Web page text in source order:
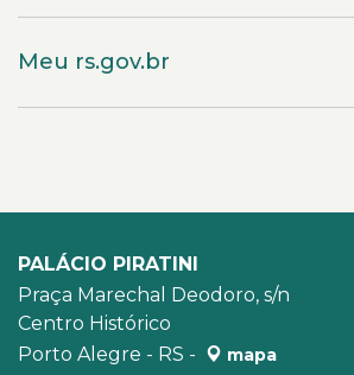
Meu rs.gov.br
PALÁCIO PIRATINI
Praça Marechal Deodoro, s/n
Centro Histórico
Porto Alegre - RS -
mapa